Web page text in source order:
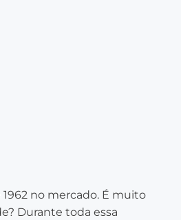
no mercado. É muito
Durante toda essa